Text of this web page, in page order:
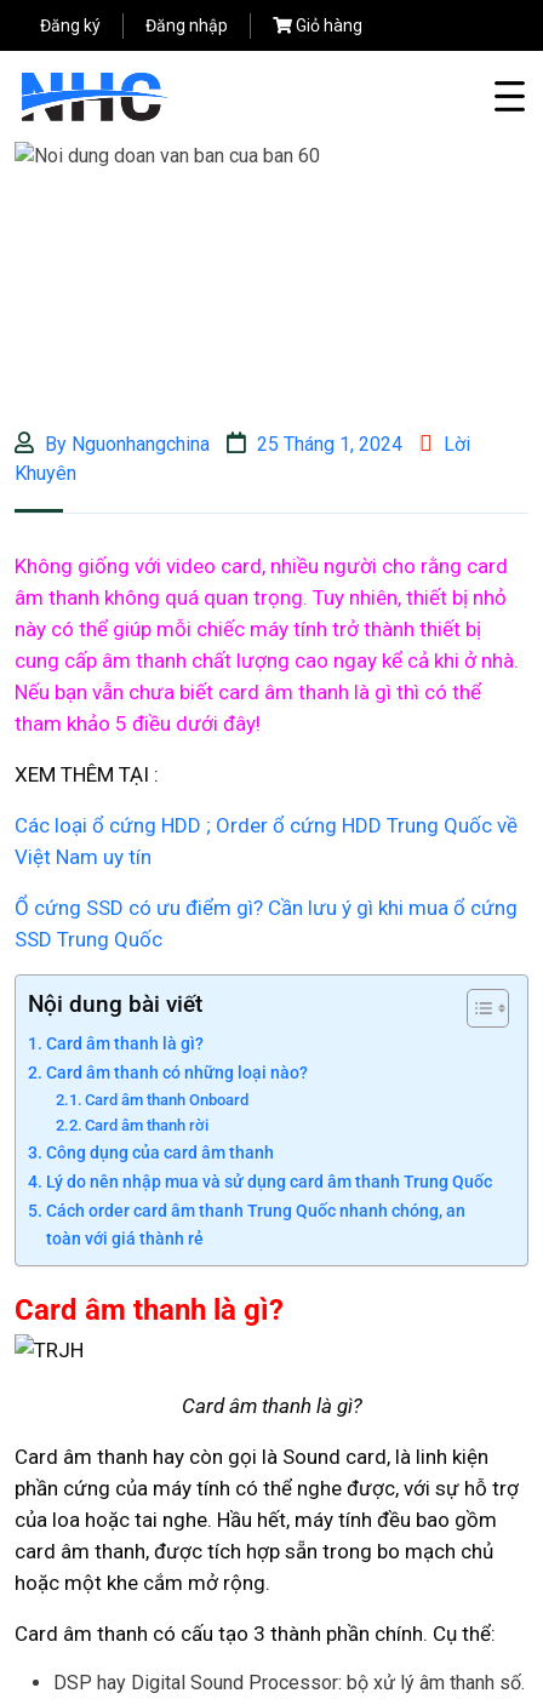
Đăng ký Đăng nhập Giỏ hàng
By Nguonhangchina 25 Tháng 1, 2024
Lời
Khuyên
Không giống với video card, nhiều người cho rằng card
âm thanh không quá quan trọng. Tuy nhiên, thiết bị nhỏ
này có thể giúp mỗi chiếc máy tính trở thành thiết bị
cung cấp âm thanh chất lượng cao ngay kể cả khi ở nhà.
Nếu bạn vẫn chưa biết card âm thanh là gì thì có thể
tham khảo 5 điều dưới đây!
XEM THÊM TẠI :
Các loại ổ cứng HDD ; Order ổ cứng HDD Trung Quốc về
Việt Nam uy tín
Ổ cứng SSD có ưu điểm gì? Cần lưu ý gì khi mua ổ cứng
SSD Trung Quốc
Nội dung bài viết
Card âm thanh là gì?
Card âm thanh có những loại nào?
Card âm thanh Onboard
Card âm thanh rời
Công dụng của card âm thanh
Lý do nên nhập mua và sử dụng card âm thanh Trung Quốc
Cách order card âm thanh Trung Quốc nhanh chóng, an
toàn với giá thành rẻ
Card âm thanh là gì?
Card âm thanh là gì?
Card âm thanh hay còn gọi là Sound card, là linh kiện
phần cứng của máy tính có thể nghe được, với sự hỗ trợ
của loa hoặc tai nghe. Hầu hết, máy tính đều bao gồm
card âm thanh, được tích hợp sẵn trong bo mạch chủ
hoặc một khe cắm mở rộng.
Card âm thanh có cấu tạo 3 thành phần chính. Cụ thể:
DSP hay Digital Sound Processor: bộ xử lý âm thanh số.